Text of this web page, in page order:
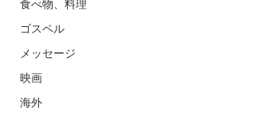
食べ物、料理
ゴスペル
メッセージ
映画
海外